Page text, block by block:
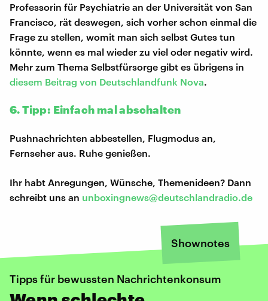
Professorin für Psychiatrie an der Universität von San
Francisco, rät deswegen, sich vorher schon einmal die
Frage zu stellen, womit man sich selbst Gutes tun
könnte, wenn es mal wieder zu viel oder negativ wird.
Mehr zum Thema Selbstfürsorge gibt es übrigens in
diesem Beitrag von Deutschlandfunk Nova.
6. Tipp: Einfach mal abschalten
Pushnachrichten abbestellen, Flugmodus an,
Fernseher aus. Ruhe genießen.
Ihr habt Anregungen, Wünsche, Themenideen? Dann
schreibt uns an unboxingnews@deutschlandradio.de
Shownotes
Tipps für bewussten Nachrichtenkonsum